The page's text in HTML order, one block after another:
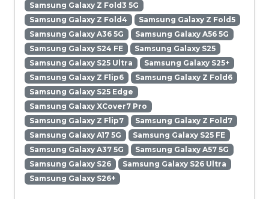
Samsung Galaxy Z Fold3 5G
Samsung Galaxy Z Fold4
Samsung Galaxy Z Fold5
Samsung Galaxy A36 5G
Samsung Galaxy A56 5G
Samsung Galaxy S24 FE
Samsung Galaxy S25
Samsung Galaxy S25 Ultra
Samsung Galaxy S25+
Samsung Galaxy Z Flip6
Samsung Galaxy Z Fold6
Samsung Galaxy S25 Edge
Samsung Galaxy XCover7 Pro
Samsung Galaxy Z Flip7
Samsung Galaxy Z Fold7
Samsung Galaxy A17 5G
Samsung Galaxy S25 FE
Samsung Galaxy A37 5G
Samsung Galaxy A57 5G
Samsung Galaxy S26
Samsung Galaxy S26 Ultra
Samsung Galaxy S26+